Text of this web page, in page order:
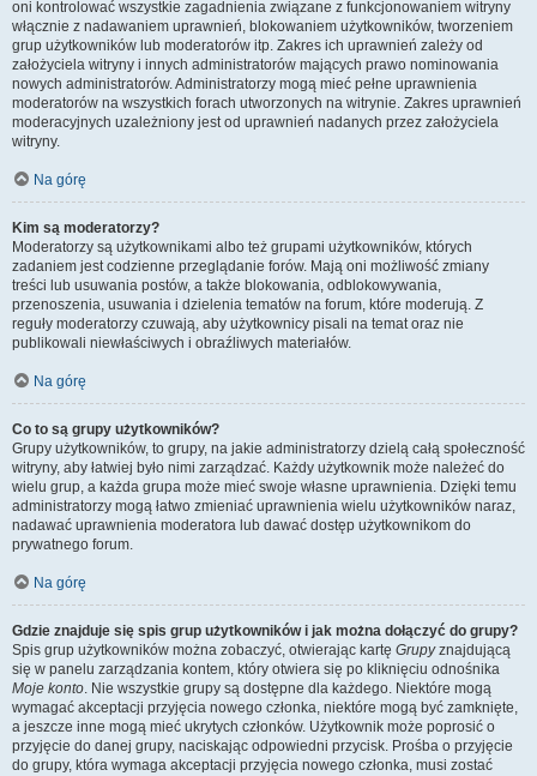
oni kontrolować wszystkie zagadnienia związane z funkcjonowaniem witryny
włącznie z nadawaniem uprawnień, blokowaniem użytkowników, tworzeniem
grup użytkowników lub moderatorów itp. Zakres ich uprawnień zależy od
założyciela witryny i innych administratorów mających prawo nominowania
nowych administratorów. Administratorzy mogą mieć pełne uprawnienia
moderatorów na wszystkich forach utworzonych na witrynie. Zakres uprawnień
moderacyjnych uzależniony jest od uprawnień nadanych przez założyciela
witryny.
Na górę
Kim są moderatorzy?
Moderatorzy są użytkownikami albo też grupami użytkowników, których
zadaniem jest codzienne przeglądanie forów. Mają oni możliwość zmiany
treści lub usuwania postów, a także blokowania, odblokowywania,
przenoszenia, usuwania i dzielenia tematów na forum, które moderują. Z
reguły moderatorzy czuwają, aby użytkownicy pisali na temat oraz nie
publikowali niewłaściwych i obraźliwych materiałów.
Na górę
Co to są grupy użytkowników?
Grupy użytkowników, to grupy, na jakie administratorzy dzielą całą społeczność
witryny, aby łatwiej było nimi zarządzać. Każdy użytkownik może należeć do
wielu grup, a każda grupa może mieć swoje własne uprawnienia. Dzięki temu
administratorzy mogą łatwo zmieniać uprawnienia wielu użytkowników naraz,
nadawać uprawnienia moderatora lub dawać dostęp użytkownikom do
prywatnego forum.
Na górę
Gdzie znajduje się spis grup użytkowników i jak można dołączyć do grupy?
Spis grup użytkowników można zobaczyć, otwierając kartę Grupyznajdującą
się w panelu zarządzania kontem, który otwiera się po kliknięciu odnośnika
Moje konto. Nie wszystkie grupy są dostępne dla każdego. Niektóre mogą
wymagać akceptacji przyjęcia nowego członka, niektóre mogą być zamknięte,
a jeszcze inne mogą mieć ukrytych członków. Użytkownik może poprosić o
przyjęcie do danej grupy, naciskając odpowiedni przycisk. Prośba o przyjęcie
do grupy, która wymaga akceptacji przyjęcia nowego członka, musi zostać